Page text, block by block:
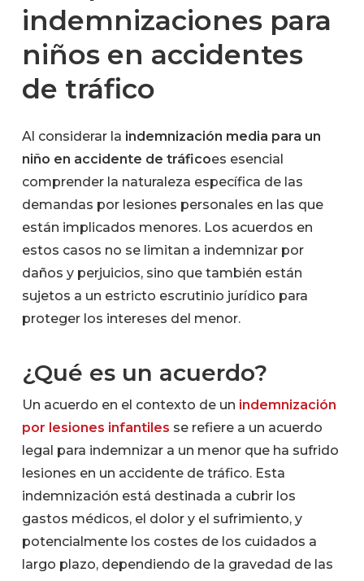
indemnizaciones para
niños en accidentes
de tráfico
Al considerar la indemnización media para un
niño en accidente de tráficoes esencial
comprender la naturaleza específica de las
demandas por lesiones personales en las que
están implicados menores. Los acuerdos en
estos casos no se limitan a indemnizar por
daños y perjuicios, sino que también están
sujetos a un estricto escrutinio jurídico para
proteger los intereses del menor.
¿Qué es un acuerdo?
Un acuerdo en el contexto de un indemnización
por lesiones infantiles se refiere a un acuerdo
legal para indemnizar a un menor que ha sufrido
lesiones en un accidente de tráfico. Esta
indemnización está destinada a cubrir los
gastos médicos, el dolor y el sufrimiento, y
potencialmente los costes de los cuidados a
largo plazo, dependiendo de la gravedad de las